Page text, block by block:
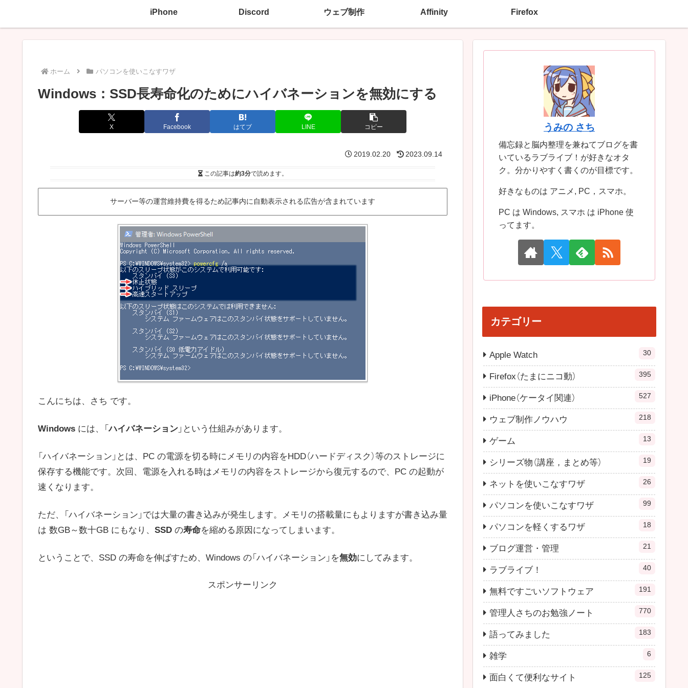
iPhone Discord ウェブ制作 Affinity Firefox
ホーム パソコンを使いこなすワザ
Windows：SSD長寿命化のためにハイバネーションを無効にする
X Facebook はてブ LINE コピー
2019.02.20 2023.09.14
この記事は約3分で読めます。
サーバー等の運営維持費を得るため記事内に自動表示される広告が含まれています
こんにちは、さち です。
Windows には、「ハイバネーション 」という仕組みがあります。
「ハイバネーション」とは、PC の電源を切る時にメモリの内容をHDD（ハードディスク）等のストレージに
保存する機能です。次回、電源を入れる時はメモリの内容をストレージから復元するので、PC の起動が
速くなります。
ただ、「ハイバネーション」では大量の書き込みが発生します。メモリの搭載量にもよりますが書き込み量
は 数GB～数十GB にもなり、 SSD の寿命を縮める原因になってしまいます。
ということで、SSD の寿命を伸ばすため、Windows の「ハイバネーション」を無効にしてみます。
スポンサーリンク
うみの さち
備忘録と脳内整理を兼ねてブログを書
いているラブライブ！が好きなオタ
ク。分かりやすく書くのが目標です。
好きなものは アニメ, PC，スマホ。
PC は Windows, スマホ は iPhone 使
ってます。
カテゴリー
Apple Watch 30
Firefox（たまにニコ動） 395
iPhone（ケータイ関連） 527
ウェブ制作ノウハウ 218
ゲーム 13
シリーズ物（講座，まとめ等） 19
ネットを使いこなすワザ 26
パソコンを使いこなすワザ 99
パソコンを軽くするワザ 18
ブログ運営・管理 21
ラブライブ！ 40
無料ですごいソフトウェア 191
管理人さちのお勉強ノート 770
語ってみました 183
雑学 6
面白くて便利なサイト 125